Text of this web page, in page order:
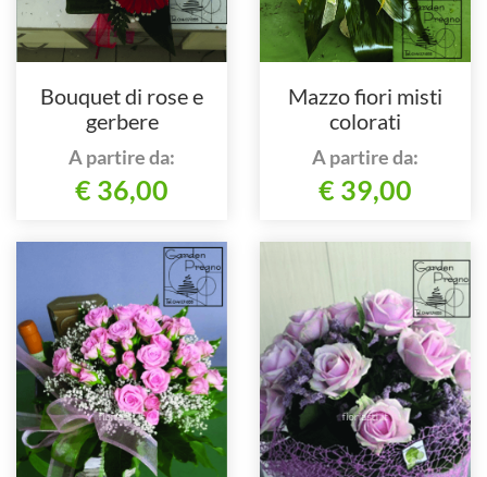
Bouquet di rose e
gerbere
A partire da:
€ 36,00
Mazzo fiori misti
colorati
A partire da:
€ 39,00